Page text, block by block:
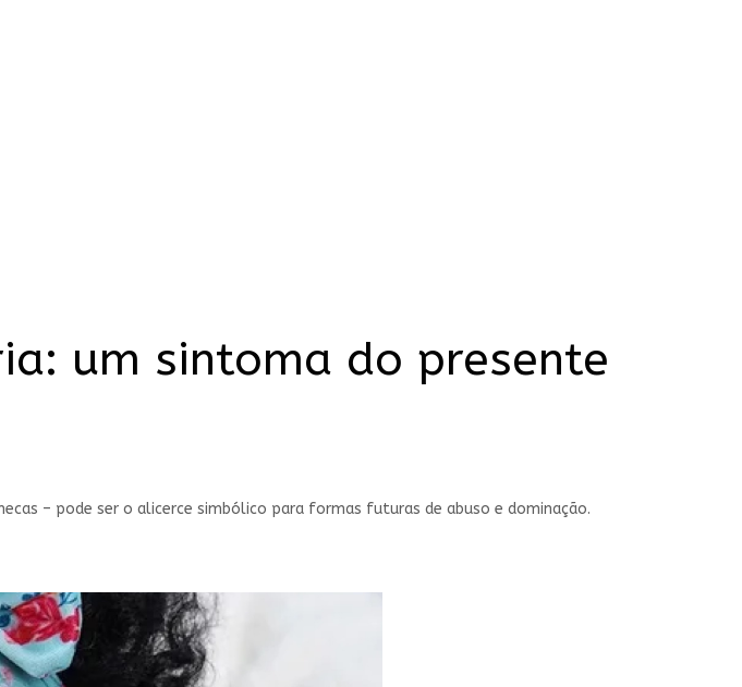
um sintoma do presente
– pode ser o alicerce simbólico para formas futuras de abuso e dominação.